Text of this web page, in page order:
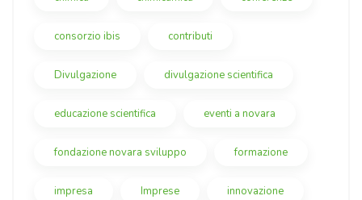
consorzio ibis contributi
Divulgazione divulgazione scientifica
educazione scientifica eventi a novara
fondazione novara sviluppo formazione
impresa Imprese innovazione